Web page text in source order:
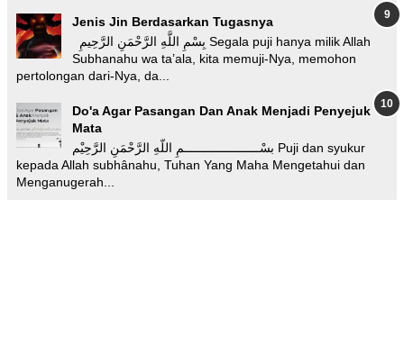
Jenis Jin Berdasarkan Tugasnya
Subhanahu wa ta’ala, kita memuji-Nya, memohon
pertolongan dari-Nya, da...
Do'a Agar Pasangan Dan Anak Menjadi Penyejuk
Mata
بسْـــــــــــــــــــــمِ اللّهِ الرَّحْمَنِ الرَّحِيْم Puji dan syukur
kepada Allah subhânahu, Tuhan Yang Maha Mengetahui dan
Menganugerah...